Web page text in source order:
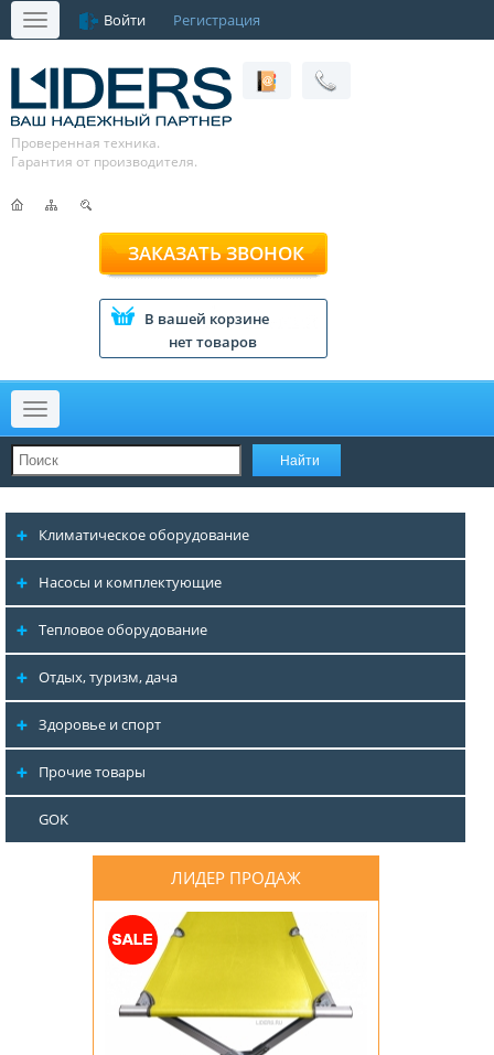
Меню Войти Регистрация
Проверенная техника.
Гарантия от производителя.
ЗАКАЗАТЬ ЗВОНОК
В вашей корзине
нет товаров
Меню
Климатическое оборудование
Насосы и комплектующие
Тепловое оборудование
Отдых, туризм, дача
Здоровье и спорт
Прочие товары
GOK
ЛИДЕР ПРОДАЖ